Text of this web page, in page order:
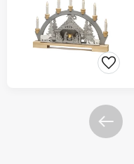
Zurück